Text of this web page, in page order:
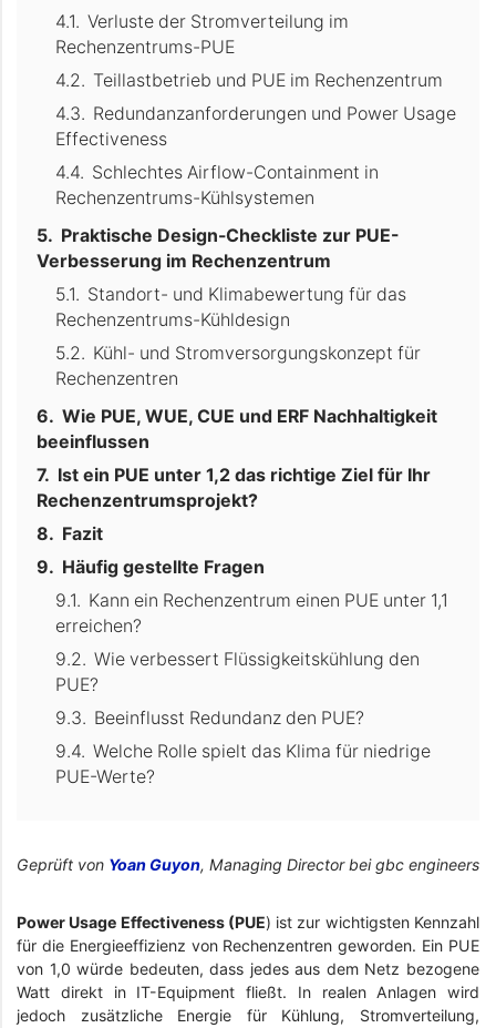
Verluste der Stromverteilung im
Rechenzentrums-PUE
Teillastbetrieb und PUE im Rechenzentrum
Redundanzanforderungen und Power Usage
Effectiveness
Schlechtes Airflow-Containment in
Rechenzentrums-Kühlsystemen
Praktische Design-Checkliste zur PUE-
Verbesserung im Rechenzentrum
Standort- und Klimabewertung für das
Rechenzentrums-Kühldesign
Kühl- und Stromversorgungskonzept für
Rechenzentren
Wie PUE, WUE, CUE und ERF Nachhaltigkeit
beeinflussen
Ist ein PUE unter 1,2 das richtige Ziel für Ihr
Rechenzentrumsprojekt?
Fazit
Häufig gestellte Fragen
Kann ein Rechenzentrum einen PUE unter 1,1
erreichen?
Wie verbessert Flüssigkeitskühlung den
PUE?
Beeinflusst Redundanz den PUE?
Welche Rolle spielt das Klima für niedrige
PUE-Werte?
Geprüft von Yoan Guyon, Managing Director bei gbc engineers
Power Usage Effectiveness (PUE) ist zur wichtigsten Kennzahl
für die Energieeffizienz von Rechenzentren geworden. Ein PUE
von 1,0 würde bedeuten, dass jedes aus dem Netz bezogene
Watt direkt in IT-Equipment fließt. In realen Anlagen wird
jedoch zusätzliche Energie für Kühlung, Stromverteilung,